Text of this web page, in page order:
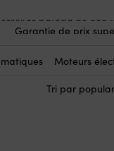
bateau de 500
Moteurs